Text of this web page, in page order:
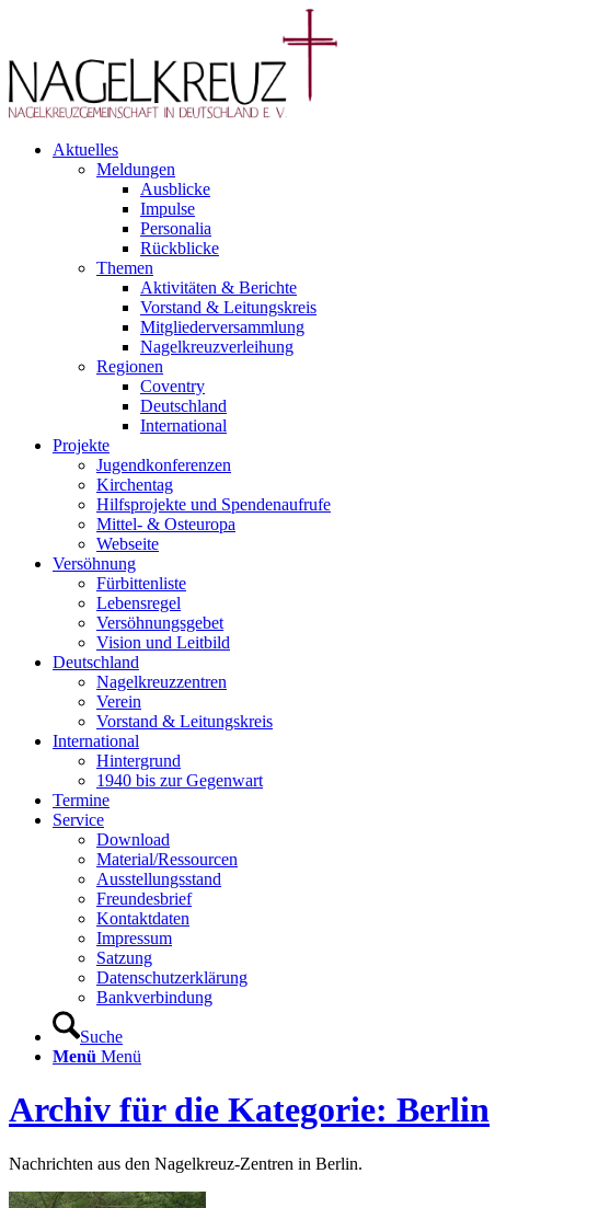
Aktuelles
Meldungen
Ausblicke
Impulse
Personalia
Rückblicke
Themen
Aktivitäten & Berichte
Vorstand & Leitungskreis
Mitgliederversammlung
Nagelkreuzverleihung
Regionen
Coventry
Deutschland
International
Projekte
Jugendkonferenzen
Kirchentag
Hilfsprojekte und Spendenaufrufe
Mittel- & Osteuropa
Webseite
Versöhnung
Fürbittenliste
Lebensregel
Versöhnungsgebet
Vision und Leitbild
Deutschland
Nagelkreuzzentren
Verein
Vorstand & Leitungskreis
International
Hintergrund
1940 bis zur Gegenwart
Termine
Service
Download
Material/Ressourcen
Ausstellungsstand
Freundesbrief
Kontaktdaten
Impressum
Satzung
Datenschutzerklärung
Bankverbindung
Suche
Menü Menü
Archiv für die Kategorie: Berlin
Nachrichten aus den Nagelkreuz-Zentren in Berlin.